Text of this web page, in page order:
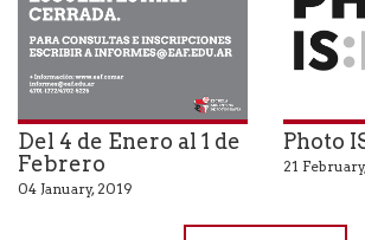
Del 4 de Enero al 1 de
Febrero
04 January, 2019
Photo
21